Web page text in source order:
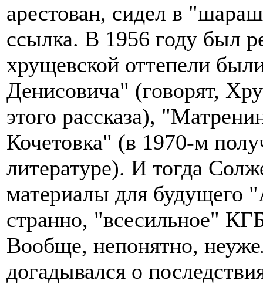
арестован, сидел в
ссылка. В 1956 году был
хрущевской оттепели
Денисовича" (говорят,
этого рассказа),
Кочетовка" (в 1970-м
литературе). И тогда
материалы для будущего
странно, "всесильное"
Вообще, непонятно,
догадывался о